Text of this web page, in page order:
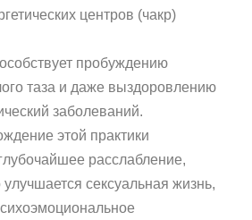
центров (чакр)
пробуждению
таза и даже выздоровлению
заболеваний.
этой практики
расслабление,
улучшается сексуальная жизнь,